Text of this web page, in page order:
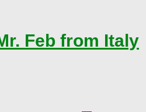
Feb from Italy